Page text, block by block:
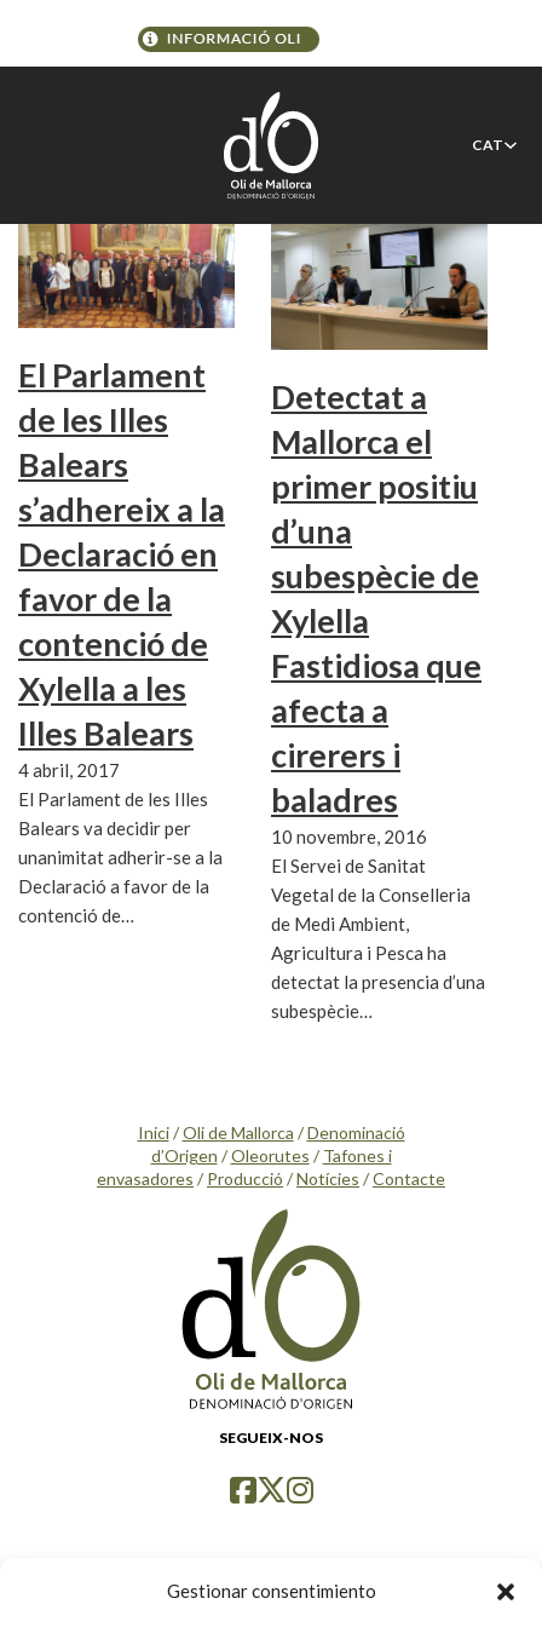
Gestionar consentimiento
CAT
Xylella
El Parlament
de les Illes
Balears
s’adhereix a la
Declaració en
favor de la
contenció de
Xylella a les
Illes Balears
4 abril, 2017
El Parlament de les Illes
Balears va decidir per
unanimitat adherir-se a la
Declaració a favor de la
contenció de…
Detectat a
Mallorca el
primer positiu
d’una
subespècie de
Xylella
Fastidiosa que
afecta a
cirerers i
baladres
10 novembre, 2016
El Servei de Sanitat
Vegetal de la Conselleria
de Medi Ambient,
Agricultura i Pesca ha
detectat la presencia d’una
subespècie…
Inici/Oli de Mallorca /Denominació
d’Origen /Oleorutes / Tafones i
envasadores / Producció /Notícies /Contacte
SEGUEIX-NOS